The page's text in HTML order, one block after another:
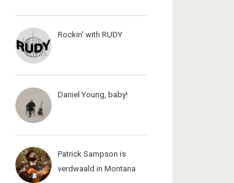
Rockin' with RUDY
Daniel Young, baby!
Patrick Sampson is
verdwaald in Montana